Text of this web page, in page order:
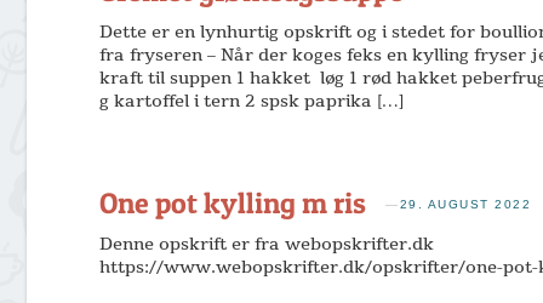
Dette er en lynhurtig opskrift og i stedet for
fra fryseren – Når der koges feks en kylling fryser
kraft til suppen 1 hakket løg 1 rød hakket
g kartoffel i tern 2 spsk paprika […]
One pot kylling m ris —29. AUGUST 2022
Denne opskrift er fra webopskrifter.dk
https://www.webopskrifter.dk/opskrifter/one-pot-